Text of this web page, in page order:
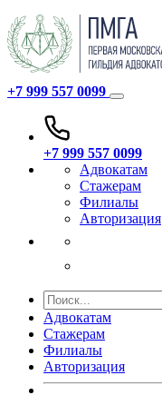
+7 999 557 0099
+7 999 557 0099
Адвокатам
Стажерам
Филиалы
Авторизация
Адвокатам
Стажерам
Филиалы
Авторизация